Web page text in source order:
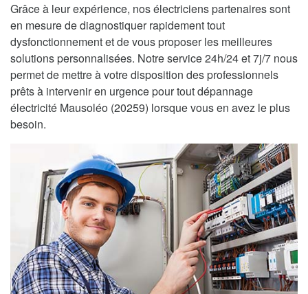
Grâce à leur expérience, nos électriciens partenaires sont
en mesure de diagnostiquer rapidement tout
dysfonctionnement et de vous proposer les meilleures
solutions personnalisées. Notre service 24h/24 et 7j/7 nous
permet de mettre à votre disposition des professionnels
prêts à intervenir en urgence pour tout dépannage
électricité Mausoléo (20259) lorsque vous en avez le plus
besoin.